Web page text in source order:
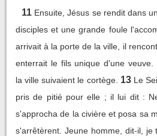
11 Ensuite, Jésus se rendit dans
disciples et une grande foule
arrivait à la porte de la ville, il
enterrait le fils unique d'une veuve.
la ville suivaient le cortège. 13 Le
pris de pitié pour elle ; il lui dit :
s'approcha de la civière et posa sa
s'arrêtèrent. Jeune homme, dit-il, je